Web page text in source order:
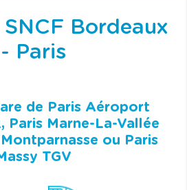
SNCF Bordeaux
- Paris
de Paris Aéroport
Paris Marne-La-Vallée
Montparnasse ou Paris
TGV